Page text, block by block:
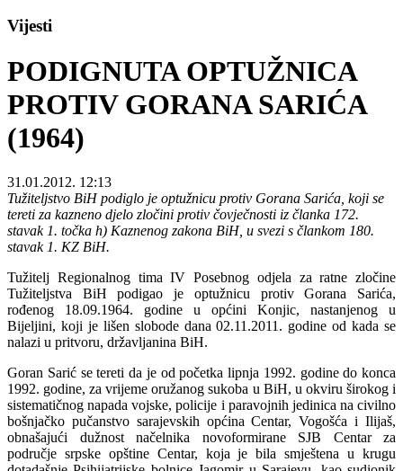
Vijesti
PODIGNUTA OPTUŽNICA
PROTIV GORANA SARIĆA
(1964)
31.01.2012. 12:13
Tužiteljstvo BiH podiglo je optužnicu protiv Gorana Sarića, koji se
tereti za kazneno djelo zločini protiv čovječnosti iz članka 172.
stavak 1. točka h) Kaznenog zakona BiH, u svezi s člankom 180.
stavak 1. KZ BiH.
Tužitelj Regionalnog tima IV Posebnog odjela za ratne zločine
Tužiteljstva BiH podigao je optužnicu protiv Gorana Sarića,
rođenog 18.09.1964. godine u općini Konjic, nastanjenog u
Bijeljini, koji je lišen slobode dana 02.11.2011. godine od kada se
nalazi u pritvoru, državljanina BiH.
Goran Sarić se tereti da je od početka lipnja 1992. godine do konca
1992. godine, za vrijeme oružanog sukoba u BiH, u okviru širokog i
sistematičnog napada vojske, policije i paravojnih jedinica na civilno
bošnjačko pučanstvo sarajevskih općina Centar, Vogošća i Ilijaš,
obnašajući dužnost načelnika novoformirane SJB Centar za
područje srpske opštine Centar, koja je bila smještena u krugu